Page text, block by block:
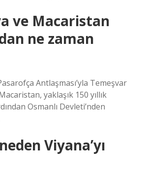
ve Macaristan
ne zaman
Antlaşması’yla Temeşvar
yaklaşık 150 yıllık
Osmanlı Devleti’nden
Viyana’yı